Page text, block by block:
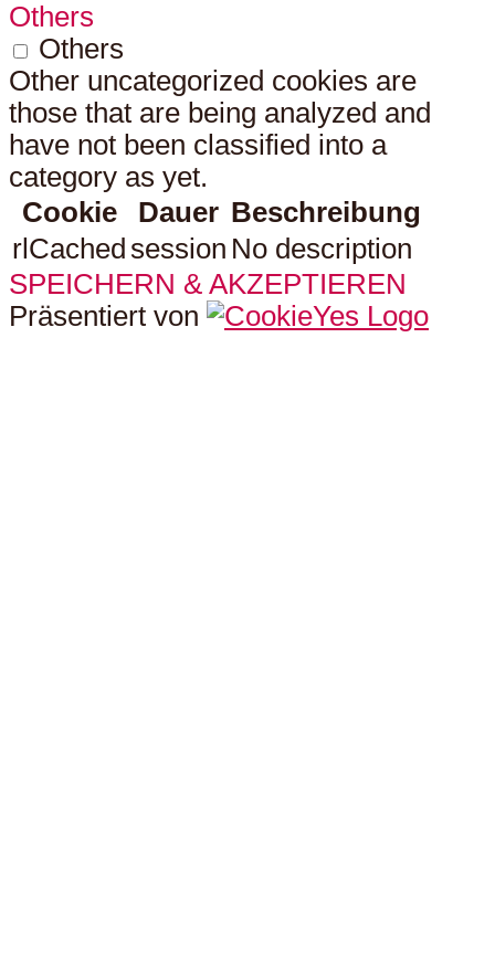
Others
Others
Other uncategorized cookies are
those that are being analyzed and
have not been classified into a
category as yet.
Cookie
Dauer Beschreibung
rlCached session No description
SPEICHERN & AKZEPTIEREN
Präsentiert von